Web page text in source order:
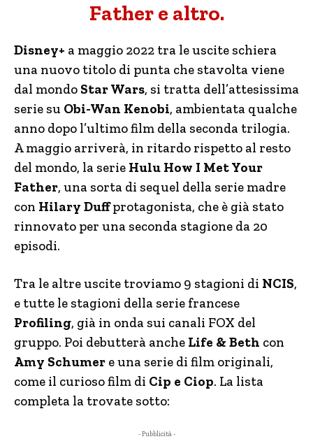
Father e altro.
Disney+ a maggio 2022 tra le uscite schiera
una nuovo titolo di punta che stavolta viene
dal mondo Star Wars, si tratta dell’attesissima
serie su Obi-Wan Kenobi, ambientata qualche
anno dopo l’ultimo film della seconda trilogia.
A maggio arriverà, in ritardo rispetto al resto
del mondo, la serie Hulu How I Met Your
Father, una sorta di sequel della serie madre
con Hilary Duffprotagonista, che è già stato
rinnovato per una seconda stagione da 20
episodi.
Tra le altre uscite troviamo 9 stagioni di NCIS,
e tutte le stagioni della serie francese
Profiling, già in onda sui canali FOX del
gruppo. Poi debutterà anche Life & Beth con
Amy Schumer e una serie di film originali,
come il curioso film di Cip e Ciop. La lista
completa la trovate sotto:
- Pubblicità -